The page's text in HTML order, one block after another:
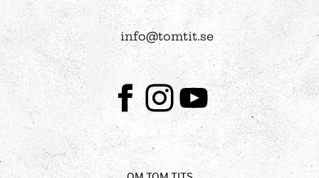
info@tomtit.se
FacebookInstagramYoutube